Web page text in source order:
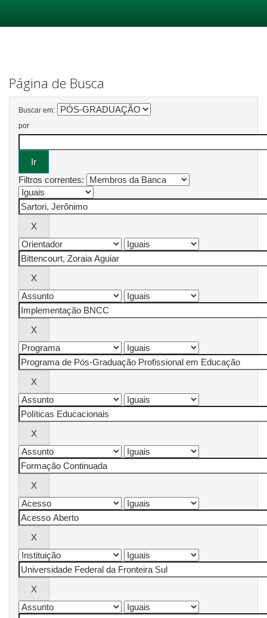
Página de Busca
Buscar em:
por
Filtros correntes: